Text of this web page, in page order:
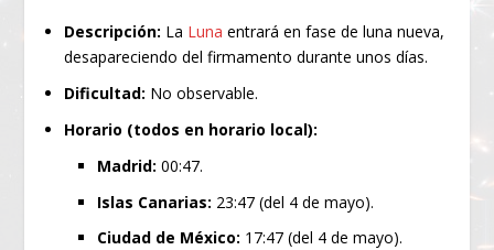
Descripción: La Luna entrará en fase de luna nueva,
desapareciendo del firmamento durante unos días.
Dificultad: No observable.
Horario (todos en horario local):
Madrid:00:47.
Islas Canarias: 23:47 (del 4 de mayo).
Ciudad de México: 17:47 (del 4 de mayo).